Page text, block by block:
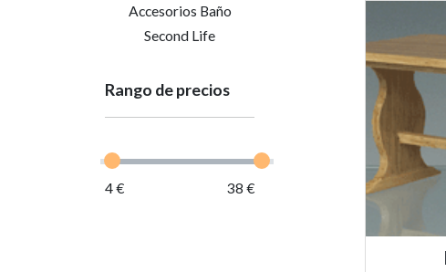
Accesorios Baño
Second Life
Rango de precios
4 € 38 €